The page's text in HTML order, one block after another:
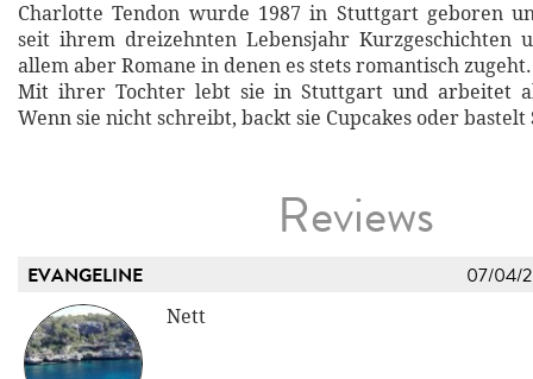
Charlotte Tendon wurde 1987 in Stuttgart geboren
seit ihrem dreizehnten Lebensjahr Kurzgeschichten
allem aber Romane in denen es stets romantisch zugeht.
Mit ihrer Tochter lebt sie in Stuttgart und arbeitet
Wenn sie nicht schreibt, backt sie Cupcakes oder bastelt
Reviews
EVANGELINE 07/04/
Nett